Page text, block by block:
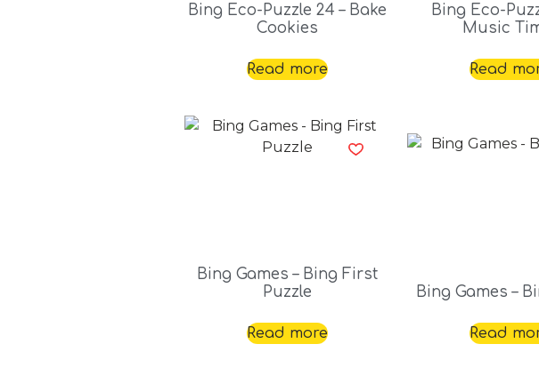
Bing Eco-Puzzle 24 – Bake
Cookies
Read more
Bing Eco-
Music
Read
Bing Games – Bing First
Puzzle
Read more
Bing Games –
Read